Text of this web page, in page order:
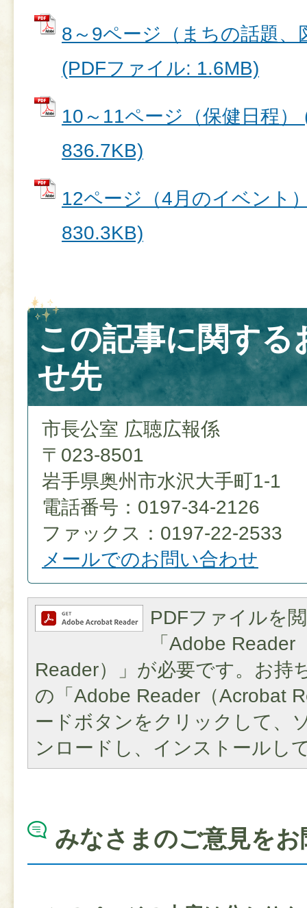
8～9ページ（まちの話題、
(PDFファイル: 1.6MB)
10～11ページ（保健日程
836.7KB)
12ページ（4月のイベント
830.3KB)
この記事に関する
せ先
市長公室 広聴広報係
〒023-8501
岩手県奥州市水沢大手町1-1
電話番号：0197-34-2126
ファックス：0197-22-2533
メールでのお問い合わせ
PDFファイルを
「Adobe Reader
Reader）」が必要です。お持
の「Adobe Reader（Acrobat
ードボタンをクリックして、
ンロードし、インストールし
みなさまのご意見を